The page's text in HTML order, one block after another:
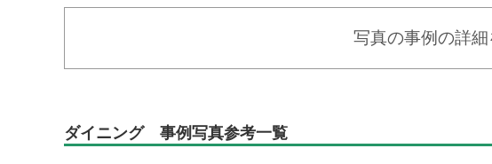
写真の事例の詳細
ダイニング 事例写真参考一覧